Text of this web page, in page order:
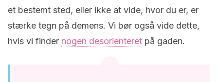
et bestemt sted, eller ikke at vide, hvor du er, er
stærke tegn på demens. Vi bør også vide dette,
hvis vi finder nogen desorienteret på gaden.